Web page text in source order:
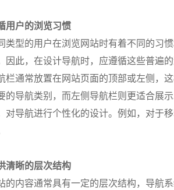
用户的浏览习惯
类型的用户在浏览网站时有着不同的习
因此，在设计导航时，应遵循这些普遍的
栏通常放置在网站页面的顶部或左侧，
的导航类别，而左侧导航栏则更适合展
对导航进行个性化的设计。例如，对于
清晰的层次结构
的内容通常具有一定的层次结构，导航